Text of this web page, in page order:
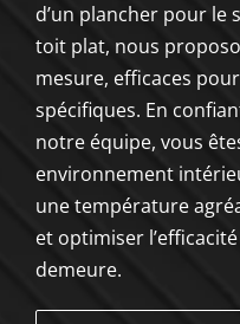
d’un plancher pour le
toit plat, nous
mesure, efficaces
spécifiques. En
notre équipe, vous
environnement
une température
et optimiser
demeure.